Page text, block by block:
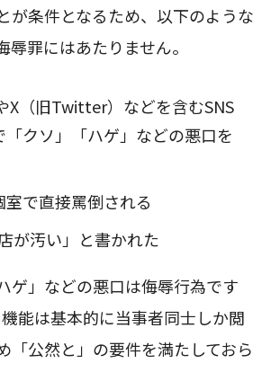
が条件となるため、以下のような
辱罪にはあたりません。
X（旧Twitter）などを含むSNS
「クソ」「ハゲ」などの悪口を
で直接罵倒される
が汚い」と書かれた
ゲ」などの悪口は侮辱行為です
能は基本的に当事者同士しか閲
「公然と」の要件を満たしておら